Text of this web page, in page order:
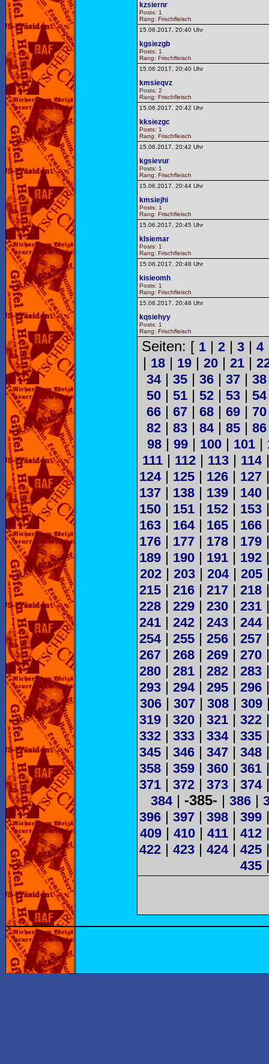
kzsiernr
Posts: 1
Rang: Frischfleisch
15.06.2017, 20:40 Uhr
kgsiezgb
Posts: 1
Rang: Frischfleisch
15.06.2017, 20:40 Uhr
kmsieqvz
Posts: 2
Rang: Frischfleisch
15.06.2017, 20:42 Uhr
kksiezgc
Posts: 1
Rang: Frischfleisch
15.06.2017, 20:42 Uhr
kgsievur
Posts: 1
Rang: Frischfleisch
15.06.2017, 20:44 Uhr
kmsiejhi
Posts: 1
Rang: Frischfleisch
15.06.2017, 20:45 Uhr
klsiemar
Posts: 1
Rang: Frischfleisch
15.06.2017, 20:48 Uhr
kisieomh
Posts: 1
Rang: Frischfleisch
15.06.2017, 20:48 Uhr
kqsiehyy
Posts: 1
Rang: Frischfleisch
Seiten: [ 1| 2| 3| 4
| 18| 19| 20| 21|
34| 35 | 36 | 37 | 38
50 | 51 | 52 | 53 | 54
66 | 67 | 68 | 69 | 70
82 | 83 | 84| 85 | 86
98| 99| 100| 101|
111 | 112 | 113 | 114
124| 125 | 126 | 127
137 | 138 | 139 | 140
150 | 151 | 152 | 153
163 | 164| 165 | 166
176 | 177 | 178 | 179
189 | 190 | 191 | 192
202| 203| 204| 205
215 | 216 | 217 | 218
228 | 229 | 230 | 231
241 | 242 | 243 | 244
254| 255 | 256 | 257
267 | 268 | 269 | 270
280 | 281 | 282 | 283
293 | 294| 295 | 296
306| 307| 308| 309
319 | 320 | 321 | 322
332 | 333 | 334| 335
345 | 346 | 347 | 348
358 | 359 | 360 | 361
371 | 372 | 373 | 374
384| -385- | 386|
396 | 397 | 398 | 399
409| 410| 411| 412
422 | 423 | 424| 425
435